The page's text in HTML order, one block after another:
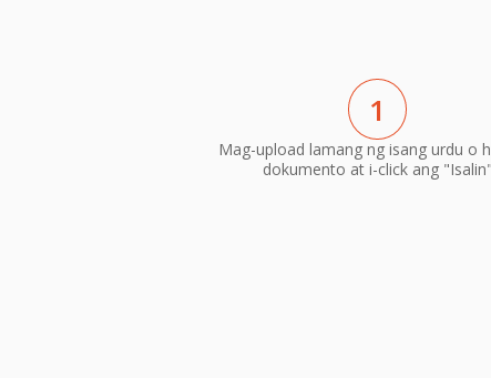
1
Mag-upload lamang ng isang urdu o
dokumento at i-click ang "Isalin"